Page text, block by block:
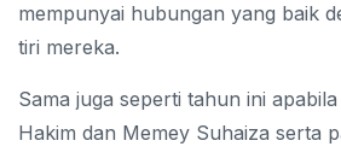
mempunyai hubungan yang baik
tiri mereka.
Sama juga seperti tahun ini
Hakim dan Memey Suhaiza serta